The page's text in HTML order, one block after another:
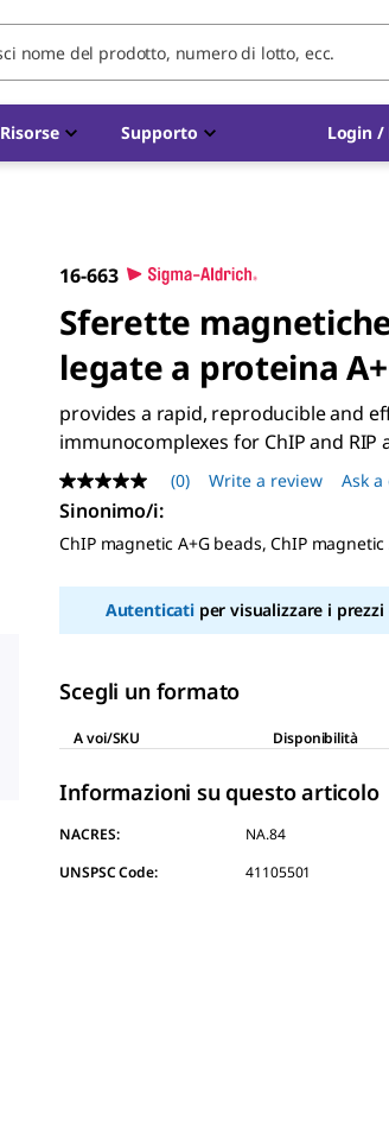
Risorse Supporto Login /
16-663
Sferette
legate a proteina
provides a rapid, reproducible and
immunocomplexes for ChIP and RIP
No
rating
value
Same
link.
(0) Write a review Ask
Sinonimo/i:
ChIP magnetic A+G beads, ChIP
Autenticatiper visualizzare i
Scegli un formato
A voi/SKU
Disponibilità
Informazioni su questo articolo
NACRES:
NA.84
UNSPSC Code:
41105501